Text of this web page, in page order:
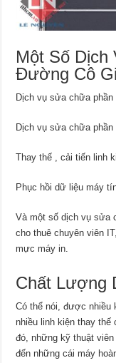
Một Số Dịch
Đường Cô
Dịch vụ sửa chữa
Dịch vụ sửa chữa
Thay thế , cải tiến linh
Phục hồi dữ liệu máy
Và một số dịch vụ sửa
cho thuê chuyên viên
mực máy in.
Chất Lượng
Có thể nói, được nhiều
nhiều linh kiện thay
đó, những kỹ thuật
đến những cái máy